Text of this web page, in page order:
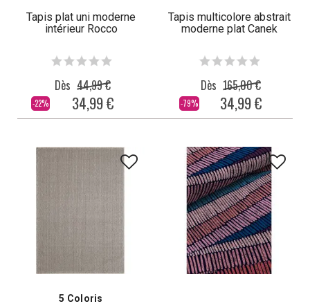
Tapis plat uni moderne
intérieur Rocco
-22%
Dès 44,99 €
34,99 €
Tapis multicolore abstrait
moderne plat Canek
-79%
Dès 165,00 €
34,99 €
5 Coloris